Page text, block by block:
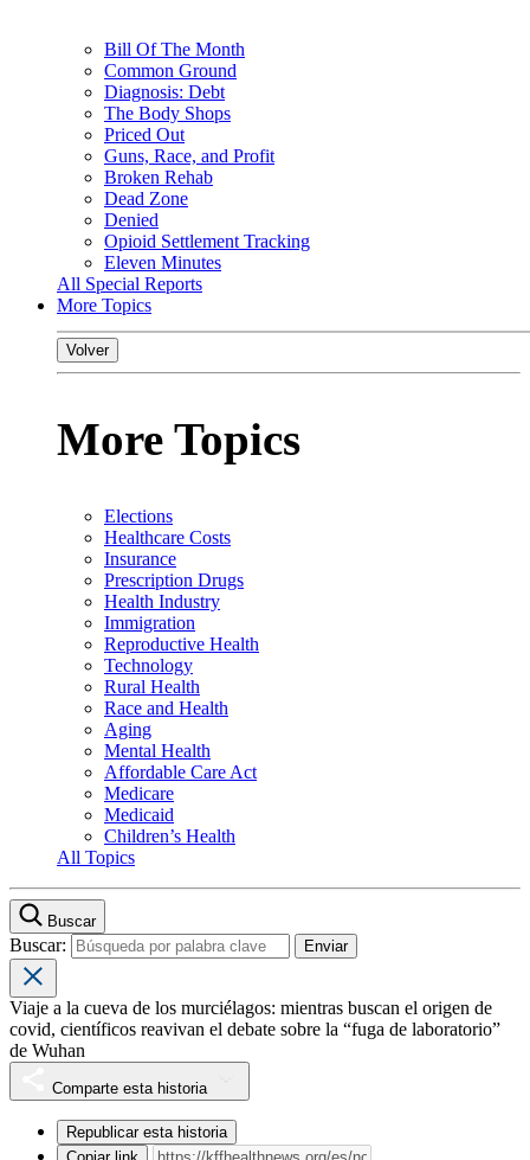
Bill Of The Month
Common Ground
Diagnosis: Debt
The Body Shops
Priced Out
Guns, Race, and Profit
Broken Rehab
Dead Zone
Denied
Opioid Settlement Tracking
Eleven Minutes
All Special Reports
More Topics
Volver
More Topics
Elections
Healthcare Costs
Insurance
Prescription Drugs
Health Industry
Immigration
Reproductive Health
Technology
Rural Health
Race and Health
Aging
Mental Health
Affordable Care Act
Medicare
Medicaid
Children’s Health
All Topics
Buscar
Buscar:
Viaje a la cueva de los murciélagos: mientras buscan el origen de
covid, científicos reavivan el debate sobre la “fuga de laboratorio”
de Wuhan
Comparte esta historia
Republicar esta historia
Copiar link